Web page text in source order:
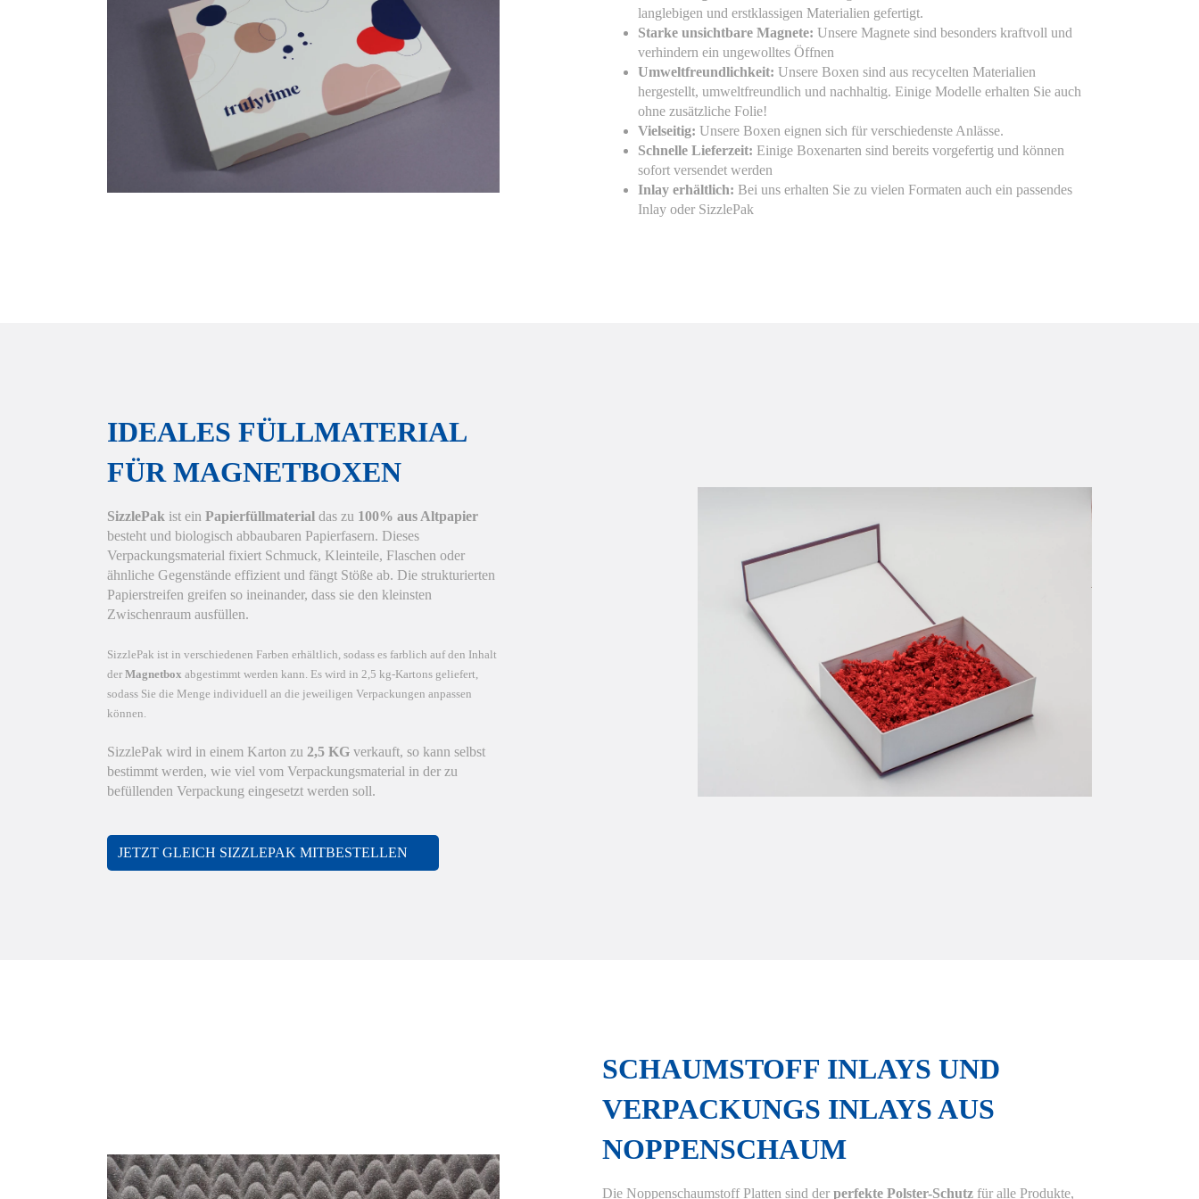
langlebigen und erstklassigen Materialien gefertigt.
Starke unsichtbare Magnete: Unsere Magnete sind besonders kraftvoll und
verhindern ein ungewolltes Öffnen
Umweltfreundlichkeit: Unsere Boxen sind aus recycelten Materialien
hergestellt, umweltfreundlich und nachhaltig. Einige Modelle erhalten Sie auch
ohne zusätzliche Folie!
Vielseitig: Unsere Boxen eignen sich für verschiedenste Anlässe.
Schnelle Lieferzeit: Einige Boxenarten sind bereits vorgefertig und können
sofort versendet werden
Inlay erhältlich: Bei uns erhalten Sie zu vielen Formaten auch ein passendes
Inlay oder SizzlePak
IDEALES FÜLLMATERIAL
FÜR MAGNETBOXEN
SizzlePak ist ein Papierfüllmaterial das zu 100% aus Altpapier
besteht und biologisch abbaubaren Papierfasern. Dieses
Verpackungsmaterial fixiert Schmuck, Kleinteile, Flaschen oder
ähnliche Gegenstände effizient und fängt Stöße ab. Die strukturierten
Papierstreifen greifen so ineinander, dass sie den kleinsten
Zwischenraum ausfüllen.
SizzlePak ist in verschiedenen Farben erhältlich, sodass es farblich auf den Inhalt
der Magnetbox abgestimmt werden kann. Es wird in 2,5 kg-Kartons geliefert,
sodass Sie die Menge individuell an die jeweiligen Verpackungen anpassen
können.
SizzlePak wird in einem Karton zu 2,5 KG verkauft, so kann selbst
bestimmt werden, wie viel vom Verpackungsmaterial in der zu
befüllenden Verpackung eingesetzt werden soll.
JETZT GLEICH SIZZLEPAK MITBESTELLEN
SCHAUMSTOFF INLAYS UND
VERPACKUNGS INLAYS AUS
NOPPENSCHAUM
Die Noppenschaumstoff Platten sind der perfekte Polster-Schutzfür alle Produkte,
Privatsphäre-Einstellungen
Details einblenden